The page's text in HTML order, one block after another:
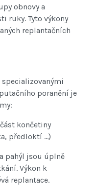
obnovy a
ruky. Tyto výkony
replantačních
poranění je
končetiny
předloktí ...)
pahýl jsou úplně
Výkon k
replantace.